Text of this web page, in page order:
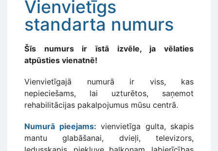
Vienvietīgs
standarta numurs
Šīs numurs ir īstā izvēle, ja vēlaties
atpūsties vienatnē!
Vienvietīgajā numurā ir viss, kas
nepieciešams, lai uzturētos, saņemot
rehabilitācijas pakalpojumus mūsu centrā.
Numurā pieejams: vienvietīga gulta, skapis
mantu glabāšanai, dvieļi, televizors,